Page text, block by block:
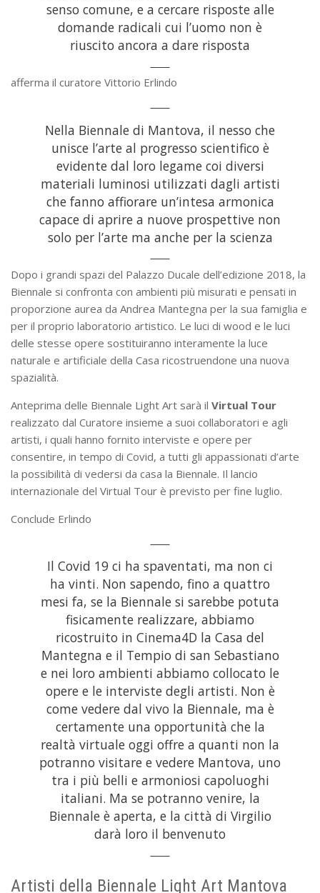
senso comune, e a cercare risposte alle
domande radicali cui l’uomo non è
riuscito ancora a dare risposta
afferma il curatore Vittorio Erlindo
Nella Biennale di Mantova, il nesso che
unisce l’arte al progresso scientifico è
evidente dal loro legame coi diversi
materiali luminosi utilizzati dagli artisti
che fanno affiorare un’intesa armonica
capace di aprire a nuove prospettive non
solo per l’arte ma anche per la scienza
Dopo i grandi spazi del Palazzo Ducale dell’edizione 2018, la
Biennale si confronta con ambienti più misurati e pensati in
proporzione aurea da Andrea Mantegna per la sua famiglia e
per il proprio laboratorio artistico. Le luci di wood e le luci
delle stesse opere sostituiranno interamente la luce
naturale e artificiale della Casa ricostruendone una nuova
spazialità.
Anteprima delle Biennale Light Art sarà il Virtual Tour
realizzato dal Curatore insieme a suoi collaboratori e agli
artisti, i quali hanno fornito interviste e opere per
consentire, in tempo di Covid, a tutti gli appassionati d’arte
la possibilità di vedersi da casa la Biennale. Il lancio
internazionale del Virtual Tour è previsto per fine luglio.
Conclude Erlindo
Il Covid 19 ci ha spaventati, ma non ci
ha vinti. Non sapendo, fino a quattro
mesi fa, se la Biennale si sarebbe potuta
fisicamente realizzare, abbiamo
ricostruito in Cinema4D la Casa del
Mantegna e il Tempio di san Sebastiano
e nei loro ambienti abbiamo collocato le
opere e le interviste degli artisti. Non è
come vedere dal vivo la Biennale, ma è
certamente una opportunità che la
realtà virtuale oggi offre a quanti non la
potranno visitare e vedere Mantova, uno
tra i più belli e armoniosi capoluoghi
italiani. Ma se potranno venire, la
Biennale è aperta, e la città di Virgilio
darà loro il benvenuto
Artisti della Biennale Light Art Mantova